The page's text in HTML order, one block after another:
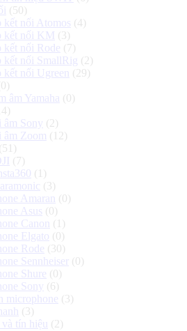
(50)
kết nối Atomos (4)
kết nối KM (3)
kết nối Rode (7)
kết nối SmallRig (2)
kết nối Ugreen
(29)
âm Yamaha (0)
Sony (2)
âm Zoom (12)
(51)
(7)
(1)
(3)
Amaran
(0)
Asus (0)
Canon
(1)
Elgato (0)
Rode (30)
Sennheiser
(0)
Shure (0)
Sony (6)
microphone (3)
(3)
tín hiệu
(2)